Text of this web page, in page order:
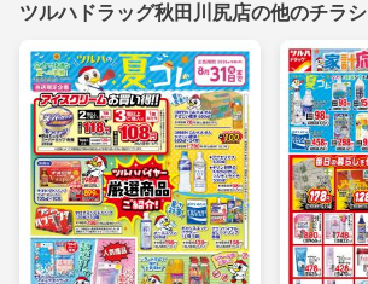
ツルハドラッグ秋田川尻店の他のチラシ